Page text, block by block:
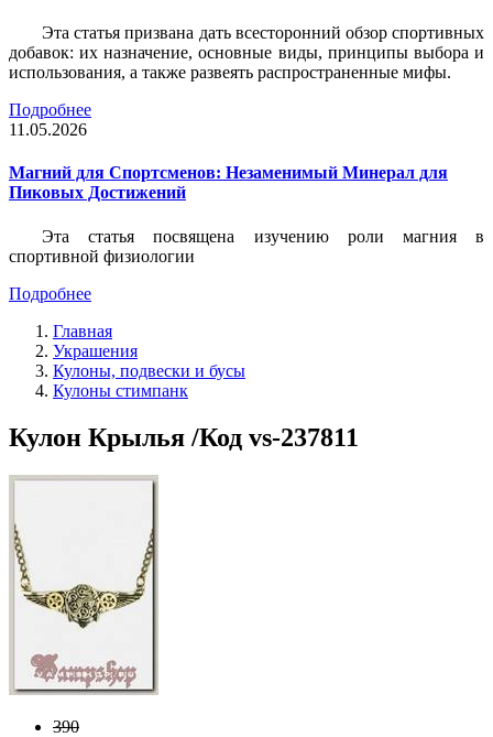
Эта статья призвана дать всесторонний обзор спортивных
добавок: их назначение, основные виды, принципы выбора и
использования, а также развеять распространенные мифы.
Подробнее
11.05.2026
Магний для Спортсменов: Незаменимый Минерал для
Пиковых Достижений
Эта статья посвящена изучению роли магния в
спортивной физиологии
Подробнее
Главная
Украшения
Кулоны, подвески и бусы
Кулоны стимпанк
Кулон Крылья /Код vs-237811
390